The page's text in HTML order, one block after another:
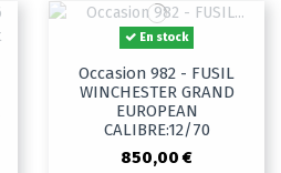
En stock
Occasion 982 - FUSIL
WINCHESTER GRAND
EUROPEAN
CALIBRE:12/70
850,00 €